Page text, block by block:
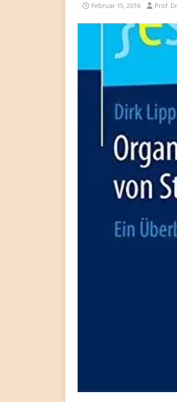
Februar 15, 2016 Prof.